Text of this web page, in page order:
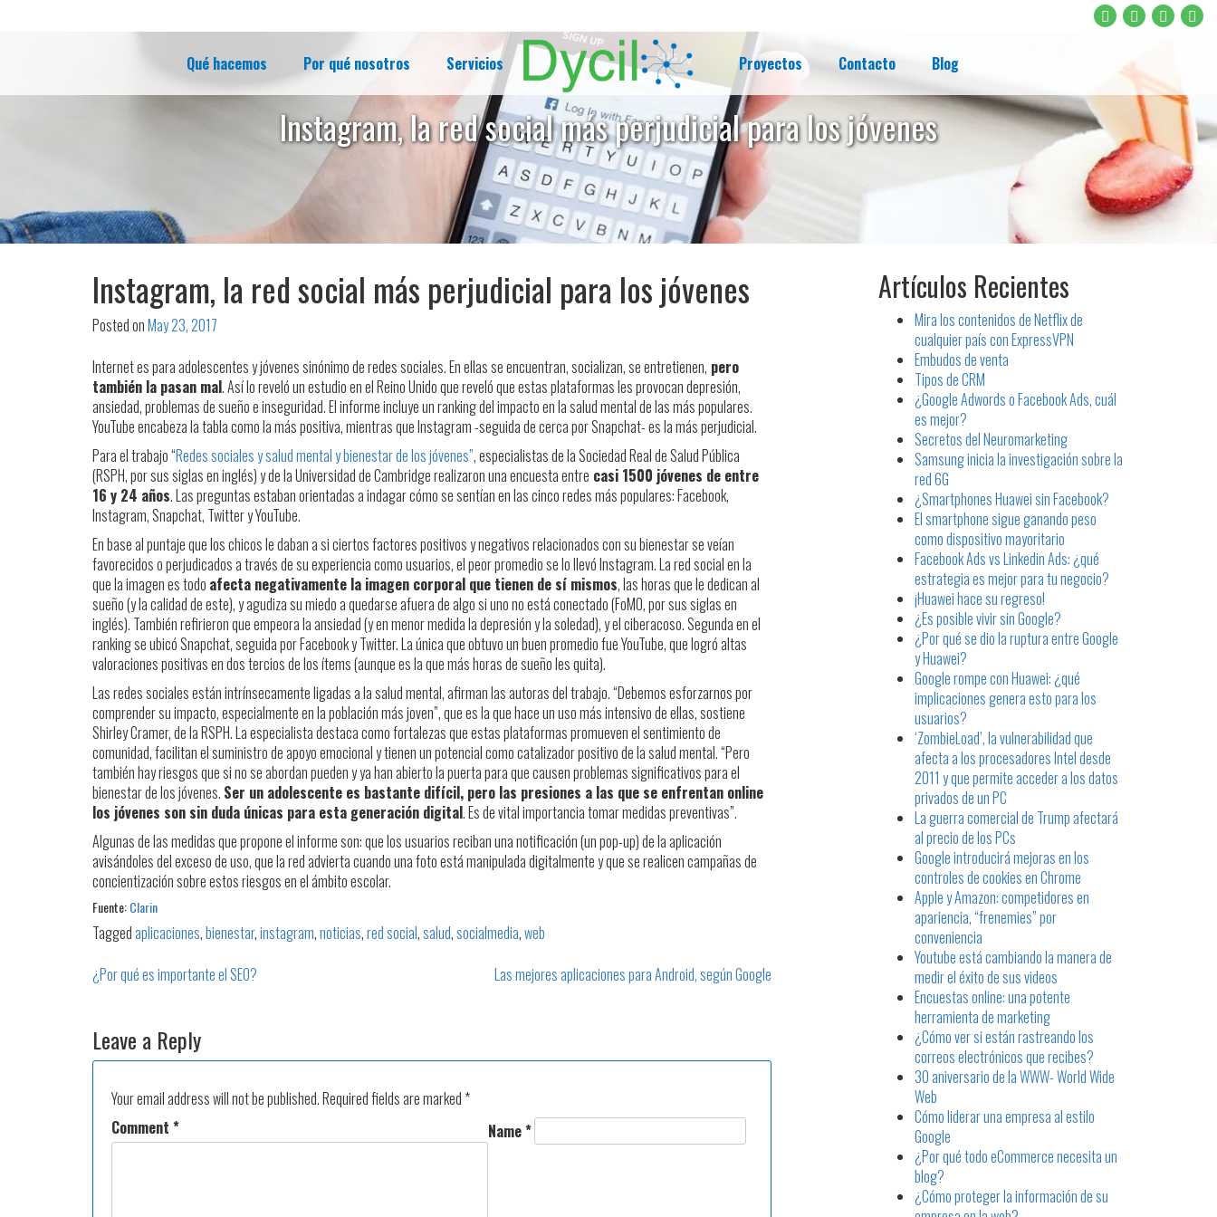
Qué hacemos Por qué nosotros Servicios Proyectos Contacto Blog
Instagram, la red social más perjudicial para los jóvenes
Instagram, la red social más perjudicial para los jóvenes
Posted onMay 23, 2017
Internet es para adolescentes y jóvenes sinónimo de redes sociales. En ellas se encuentran, socializan, se entretienen, pero
también la pasan mal. Así lo reveló un estudio en el Reino Unido que reveló que estas plataformas les provocan depresión,
ansiedad, problemas de sueño e inseguridad. El informe incluye un ranking del impacto en la salud mental de las más populares.
YouTube encabeza la tabla como la más positiva, mientras que Instagram -seguida de cerca por Snapchat- es la más perjudicial.
Para el trabajo “Redes sociales y salud mental y bienestar de los jóvenes”, especialistas de la Sociedad Real de Salud Pública
(RSPH, por sus siglas en inglés) y de la Universidad de Cambridge realizaron una encuesta entre casi 1500 jóvenes de entre
16 y 24 años. Las preguntas estaban orientadas a indagar cómo se sentían en las cinco redes más populares: Facebook,
Instagram, Snapchat, Twitter y YouTube.
En base al puntaje que los chicos le daban a si ciertos factores positivos y negativos relacionados con su bienestar se veían
favorecidos o perjudicados a través de su experiencia como usuarios, el peor promedio se lo llevó Instagram. La red social en la
que la imagen es todo afecta negativamente la imagen corporal que tienen de sí mismos, las horas que le dedican al
sueño (y la calidad de este), y agudiza su miedo a quedarse afuera de algo si uno no está conectado (FoMO, por sus siglas en
inglés). También refirieron que empeora la ansiedad (y en menor medida la depresión y la soledad), y el ciberacoso. Segunda en el
ranking se ubicó Snapchat, seguida por Facebook y Twitter. La única que obtuvo un buen promedio fue YouTube, que logró altas
valoraciones positivas en dos tercios de los ítems (aunque es la que más horas de sueño les quita).
Las redes sociales están intrínsecamente ligadas a la salud mental, afirman las autoras del trabajo. “Debemos esforzarnos por
comprender su impacto, especialmente en la población más joven”, que es la que hace un uso más intensivo de ellas, sostiene
Shirley Cramer, de la RSPH. La especialista destaca como fortalezas que estas plataformas promueven el sentimiento de
comunidad, facilitan el suministro de apoyo emocional y tienen un potencial como catalizador positivo de la salud mental. “Pero
también hay riesgos que si no se abordan pueden y ya han abierto la puerta para que causen problemas significativos para el
bienestar de los jóvenes. Ser un adolescente es bastante difícil, pero las presiones a las que se enfrentan online
los jóvenes son sin duda únicas para esta generación digital. Es de vital importancia tomar medidas preventivas”.
Algunas de las medidas que propone el informe son: que los usuarios reciban una notificación (un pop-up) de la aplicación
avisándoles del exceso de uso, que la red advierta cuando una foto está manipulada digitalmente y que se realicen campañas de
concientización sobre estos riesgos en el ámbito escolar.
Fuente:Clarin
Taggedaplicaciones,bienestar,instagram,noticias,red social,salud,socialmedia,web
¿Por qué es importante el SEO? Las mejores aplicaciones para Android, según Google
Leave a Reply
Your email address will not be published.Required fields are marked *
Comment * Name*
Artículos Recientes
Mira los contenidos de Netflix de
cualquier país con ExpressVPN
Embudos de venta
Tipos de CRM
¿Google Adwords o Facebook Ads, cuál
es mejor?
Secretos del Neuromarketing
Samsung inicia la investigación sobre la
red 6G
¿Smartphones Huawei sin Facebook?
El smartphone sigue ganando peso
como dispositivo mayoritario
Facebook Ads vs Linkedin Ads: ¿qué
estrategia es mejor para tu negocio?
¡Huawei hace su regreso!
¿Es posible vivir sin Google?
¿Por qué se dio la ruptura entre Google
y Huawei?
Google rompe con Huawei: ¿qué
implicaciones genera esto para los
usuarios?
‘ZombieLoad’, la vulnerabilidad que
afecta a los procesadores Intel desde
2011 y que permite acceder a los datos
privados de un PC
La guerra comercial de Trump afectará
al precio de los PCs
Google introducirá mejoras en los
controles de cookies en Chrome
Apple y Amazon: competidores en
apariencia, “frenemies” por
conveniencia
Youtube está cambiando la manera de
medir el éxito de sus videos
Encuestas online: una potente
herramienta de marketing
¿Cómo ver si están rastreando los
correos electrónicos que recibes?
30 aniversario de la WWW- World Wide
Web
Cómo liderar una empresa al estilo
Google
¿Por qué todo eCommerce necesita un
blog?
¿Cómo proteger la información de su